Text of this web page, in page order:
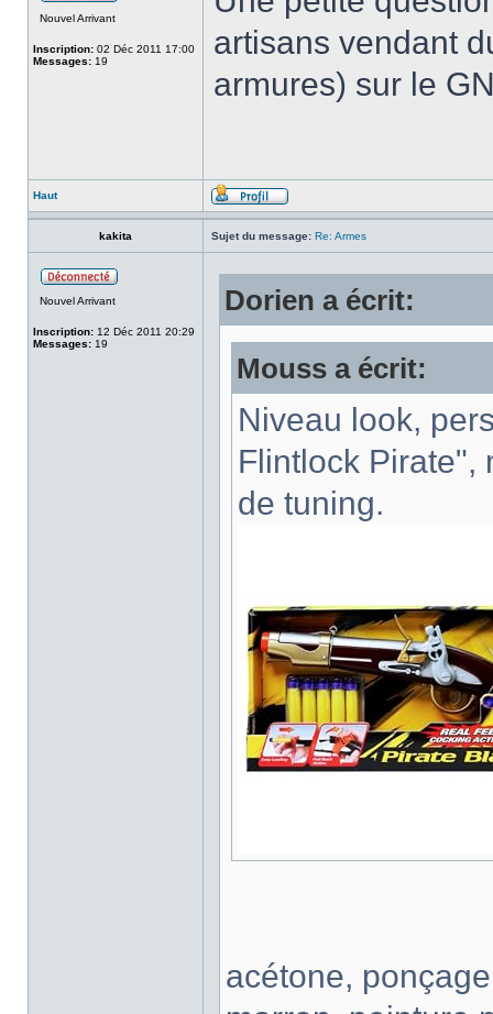
Nouvel Arrivant
Inscription: 02 Déc 2011 17:00
Messages: 19
artisans vendant
armures) sur le
Haut
kakita Sujet du message: Re: Armes
Nouvel Arrivant
Inscription: 12 Déc 2011 20:29
Messages: 19
Dorien a écrit:
Mouss a écrit:
Niveau look,
Flintlock Pirate",
de tuning.
acétone,